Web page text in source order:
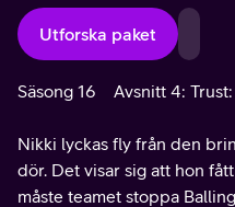
Utforska paket
Säsong 16 Avsnitt 4:
Nikki lyckas fly från den
dör. Det visar sig att hon
måste teamet stoppa